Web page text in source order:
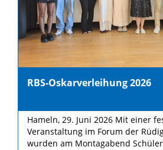
RBS-Oskarverleihung 2026
Hameln, 29. Juni 2026 Mit einer
Veranstaltung im Forum der
wurden am Montagabend